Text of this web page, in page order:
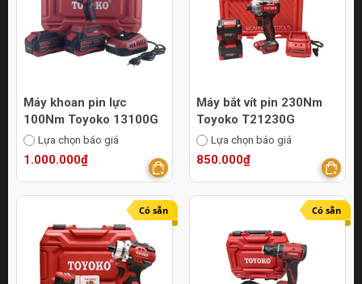
Máy khoan pin lực
100Nm Toyoko 13100G
Lựa chọn báo giá
1.000.000₫
Máy bắt vít pin 230Nm
Toyoko T21230G
Lựa chọn báo giá
850.000₫
Có sẵn Có sẵn